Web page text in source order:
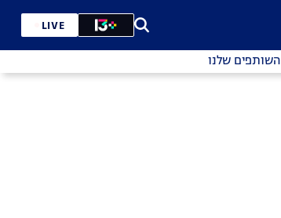
LIVE
השותפים שלנו